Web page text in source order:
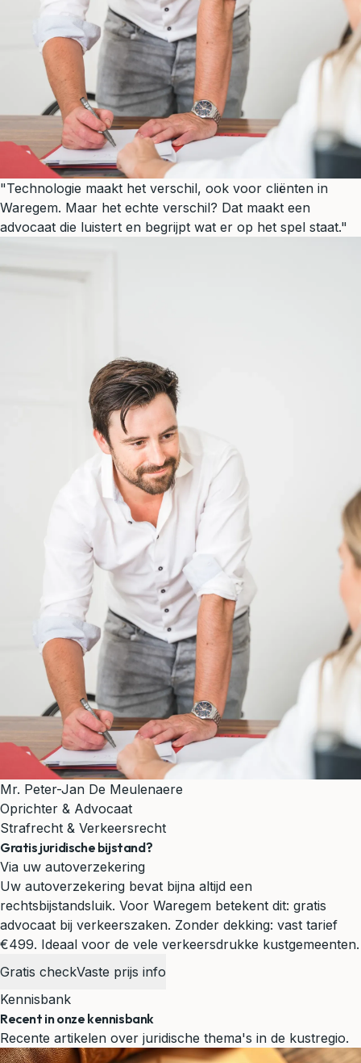
"Technologie maakt het verschil, ook voor cliënten in
Waregem. Maar het echte verschil? Dat maakt een
advocaat die luistert en begrijpt wat er op het spel staat."
Mr. Peter-Jan De Meulenaere
Oprichter & Advocaat
Strafrecht & Verkeersrecht
Gratis juridische bijstand?
Via uw autoverzekering
Uw autoverzekering bevat bijna altijd een
rechtsbijstandsluik. Voor Waregem betekent dit: gratis
advocaat bij verkeerszaken. Zonder dekking: vast tarief
€499. Ideaal voor de vele verkeersdrukke kustgemeenten.
Gratis checkVaste prijs info
Kennisbank
Recent in onze kennisbank
Recente artikelen over juridische thema's in de kustregio.